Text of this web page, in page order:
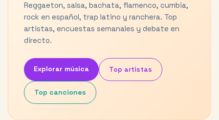
Reggaeton, salsa, bachata, flamenco, cumbia,
rock en español, trap latino y ranchera. Top
artistas, encuestas semanales y debate en
directo.
Explorar música Top artistas
Top canciones